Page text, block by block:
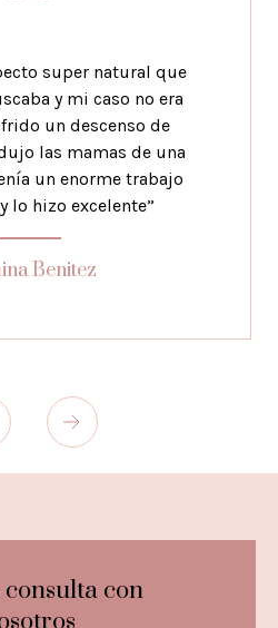
super natural que
y mi caso no era
un descenso de
las mamas de una
un enorme trabajo
lo hizo excelente”
Benitez
con